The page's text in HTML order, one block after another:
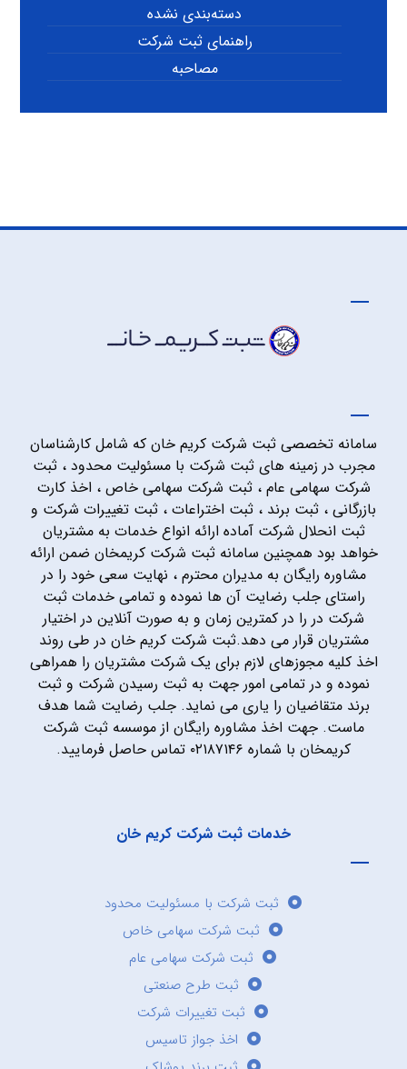
دسته‌بندی نشده
راهنمای ثبت شرکت
مصاحبه
سامانه تخصصی ثبت شرکت کریم خان که شامل کارشناسان
مجرب در زمینه های ثبت شرکت با مسئولیت محدود ، ثبت
شرکت سهامی عام ، ثبت شرکت سهامی خاص ، اخذ کارت
بازرگانی ، ثبت برند ، ثبت اختراعات ، ثبت تغییرات شرکت و
ثبت انحلال شرکت آماده ارائه انواع خدمات به مشتریان
خواهد بود همچنین سامانه ثبت شرکت کریمخان ضمن ارائه
مشاوره رایگان به مدیران محترم ، نهایت سعی خود را در
راستای جلب رضایت آن ها نموده و تمامی خدمات ثبت
شرکت در را در کمترین زمان و به صورت آنلاین در اختیار
مشتریان قرار می دهد.ثبت شرکت کریم خان در طی روند
اخذ کلیه مجوزهای لازم برای یک شرکت مشتریان را همراهی
نموده و در تمامی امور جهت به ثبت رسیدن شرکت و ثبت
برند متقاضیان را یاری می نماید. جلب رضایت شما هدف
ماست. جهت اخذ مشاوره رایگان از موسسه ثبت شرکت
کریمخان با شماره ۰۲۱۸۷۱۴۶ تماس حاصل فرمایید.
خدمات ثبت شرکت کریم خان
ثبت شرکت با مسئولیت محدود
ثبت شرکت سهامی خاص
ثبت شرکت سهامی عام
ثبت طرح صنعتی
ثبت تغییرات شرکت
اخذ جواز تاسیس